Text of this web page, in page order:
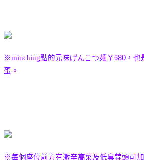
※minching點的元味げんこつ麺 ￥680 ，
蛋 。
※每個座位前方有激辛高菜及低臭蒜頭可加